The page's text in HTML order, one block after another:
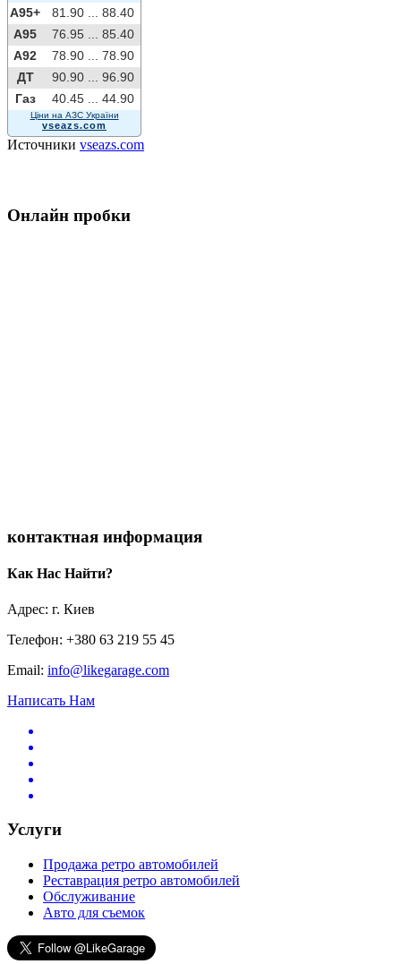
A95+ 81.90 ...
88.40
A95
76.95 ...
85.40
A92
78.90 ...
78.90
ДТ
90.90 ...
96.90
Газ
40.45 ... 44.90
Ціни на АЗС України
vseazs.com
Источники vseazs.com
Онлайн пробки
контактная информация
Как Нас Найти?
Адрес: г. Киев
Телефон: +380 63 219 55 45
Email: info@likegarage.com
Написать Нам
Услуги
Продажа ретро автомобилей
Реставрация ретро автомобилей
Обслуживание
Авто для съемок